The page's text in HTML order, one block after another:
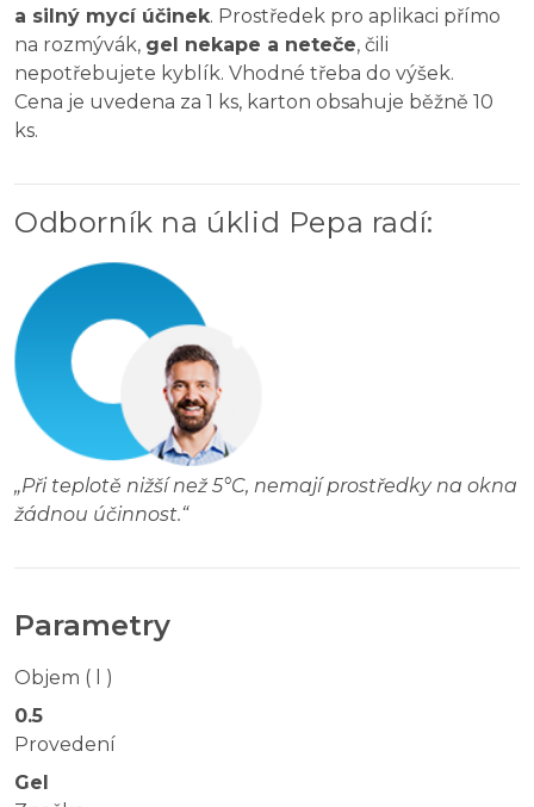
a silný mycí účinek. Prostředek pro aplikaci přímo
na rozmývák, gel nekape a neteče, čili
nepotřebujete kyblík. Vhodné třeba do výšek.
Cena je uvedena za 1 ks, karton obsahuje běžně 10
ks.
Odborník na úklid Pepa radí:
„Při teplotě nižší než 5°C, nemají prostředky na okna
žádnou účinnost.“
Parametry
Objem ( l )
0.5
Provedení
Gel